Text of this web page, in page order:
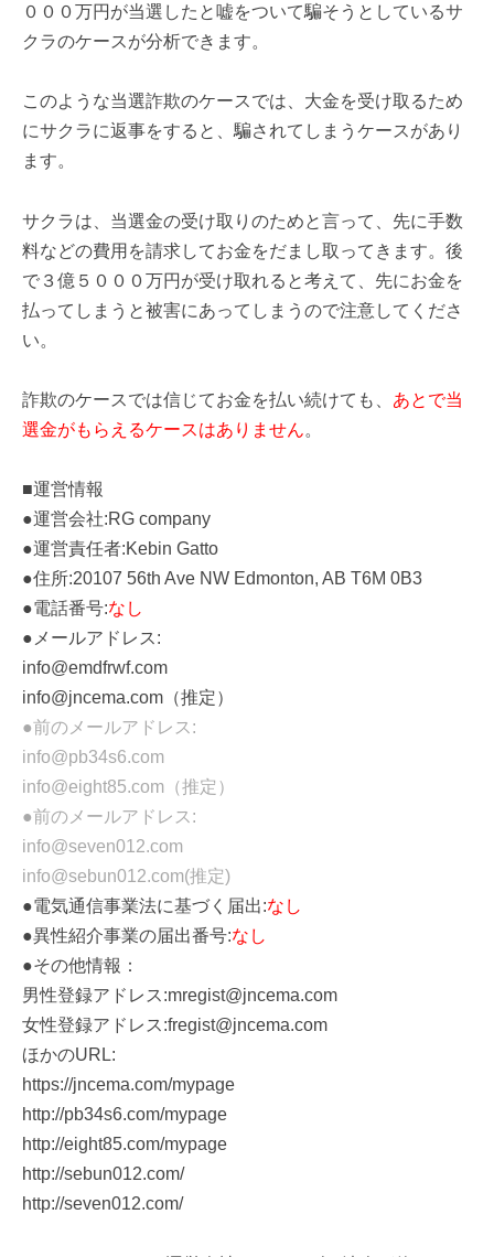
０００万円が当選したと嘘をついて騙そうとしているサ
クラのケースが分析できます。
このような当選詐欺のケースでは、大金を受け取るため
にサクラに返事をすると、騙されてしまうケースがあり
ます。
サクラは、当選金の受け取りのためと言って、先に手数
料などの費用を請求してお金をだまし取ってきます。後
で３億５０００万円が受け取れると考えて、先にお金を
払ってしまうと被害にあってしまうので注意してくださ
い。
詐欺のケースでは信じてお金を払い続けても、 あとで当
選金がもらえるケースはありません。
■運営情報
●運営会社:RG company
●運営責任者:Kebin Gatto
●住所:20107 56th Ave NW Edmonton, AB T6M 0B3
●電話番号:なし
●メールアドレス:
info@emdfrwf.com
info@jncema.com（推定）
●前のメールアドレス:
info@pb34s6.com
info@eight85.com（推定）
●前のメールアドレス:
info@seven012.com
info@sebun012.com(推定)
●電気通信事業法に基づく届出:なし
●異性紹介事業の届出番号:なし
●その他情報：
男性登録アドレス:mregist@jncema.com
女性登録アドレス:fregist@jncema.com
ほかのURL:
https://jncema.com/mypage
http://pb34s6.com/mypage
http://eight85.com/mypage
http://sebun012.com/
http://seven012.com/